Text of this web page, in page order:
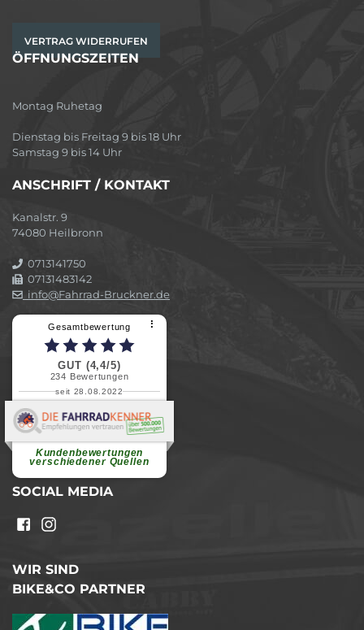
VERTRAG WIDERRUFEN
ÖFFNUNGSZEITEN
Montag Ruhetag
Dienstag bis Freitag 9 bis 18 Uhr
Samstag 9 bis 14 Uhr
ANSCHRIFT / KONTAKT
Kanalstr. 9
74080 Heilbronn
0713141750
07131483142
info@Fahrrad-Bruckner.de
Gesamtbewertung ⠇
GUT (4,4/5)
234 Bewertungen
seit 28.08.2022
Kundenbewertungen
verschiedener Quellen
Elvira B.
Superschnelle und freundliche
weiterlesen
SOCIAL MEDIA
WIR SIND
BIKE&CO PARTNER